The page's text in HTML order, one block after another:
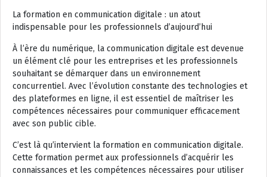
La formation en communication digitale : un atout
indispensable pour les professionnels d’aujourd’hui
À l’ère du numérique, la communication digitale est devenue
un élément clé pour les entreprises et les professionnels
souhaitant se démarquer dans un environnement
concurrentiel. Avec l’évolution constante des technologies et
des plateformes en ligne, il est essentiel de maîtriser les
compétences nécessaires pour communiquer efficacement
avec son public cible.
C’est là qu’intervient la formation en communication digitale.
Cette formation permet aux professionnels d’acquérir les
connaissances et les compétences nécessaires pour utiliser